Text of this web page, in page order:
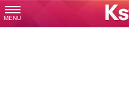
MENU